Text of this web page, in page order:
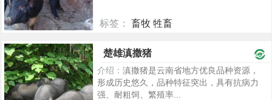
标签： 畜牧 牲畜
楚雄滇撒猪
介绍： 滇撒猪是云南省地方优良品种资源，
形成历史悠久，品种特征突出，具有抗病力
强、耐粗饲、繁殖率...